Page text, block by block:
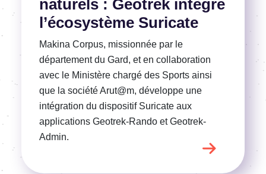
naturels : Geotrek intègre
l’écosystème Suricate
Makina Corpus, missionnée par le
département du Gard, et en collaboration
avec le Ministère chargé des Sports ainsi
que la société Arut@m, développe une
intégration du dispositif Suricate aux
applications Geotrek-Rando et Geotrek-
Admin.